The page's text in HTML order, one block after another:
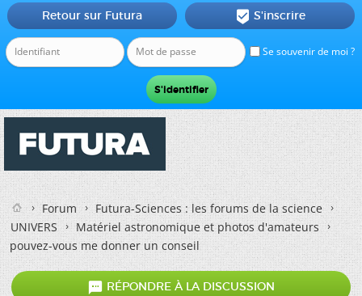
Se souvenir de moi ?
Retour sur Futura  S'inscrire
Forum
Futura-Sciences : les forums de la science
UNIVERS
Matériel astronomique et photos d'amateurs
pouvez-vous me donner un conseil
 RÉPONDRE À LA DISCUSSION